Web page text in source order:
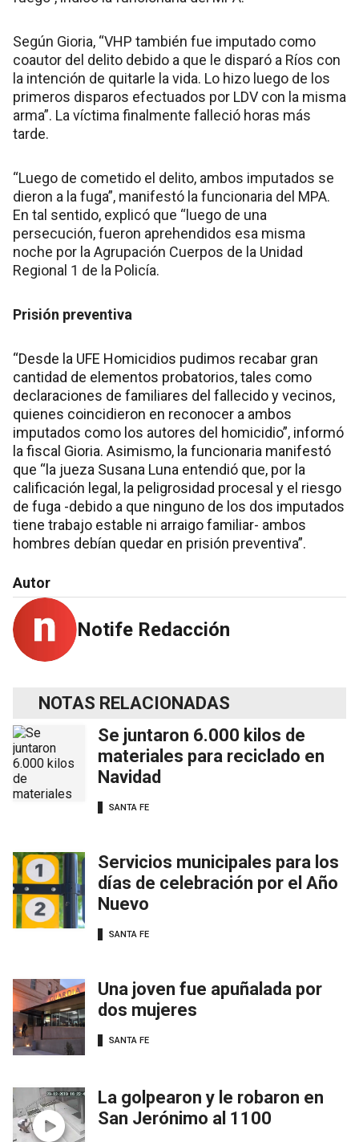
Según Gioria, “VHP también fue imputado como
coautor del delito debido a que le disparó a Ríos con
la intención de quitarle la vida. Lo hizo luego de los
primeros disparos efectuados por LDV con la misma
arma”. La víctima finalmente falleció horas más
tarde.
“Luego de cometido el delito, ambos imputados se
dieron a la fuga”, manifestó la funcionaria del MPA.
En tal sentido, explicó que “luego de una
persecución, fueron aprehendidos esa misma
noche por la Agrupación Cuerpos de la Unidad
Regional 1 de la Policía.
Prisión preventiva
“Desde la UFE Homicidios pudimos recabar gran
cantidad de elementos probatorios, tales como
declaraciones de familiares del fallecido y vecinos,
quienes coincidieron en reconocer a ambos
imputados como los autores del homicidio”, informó
la fiscal Gioria. Asimismo, la funcionaria manifestó
que “la jueza Susana Luna entendió que, por la
calificación legal, la peligrosidad procesal y el riesgo
de fuga -debido a que ninguno de los dos imputados
tiene trabajo estable ni arraigo familiar- ambos
hombres debían quedar en prisión preventiva”.
Autor
Notife Redacción
NOTAS RELACIONADAS
Se juntaron 6.000 kilos de
materiales para reciclado en
Navidad
SANTA FE
Servicios municipales para los
días de celebración por el Año
Nuevo
SANTA FE
Una joven fue apuñalada por
dos mujeres
SANTA FE
La golpearon y le robaron en
San Jerónimo al 1100